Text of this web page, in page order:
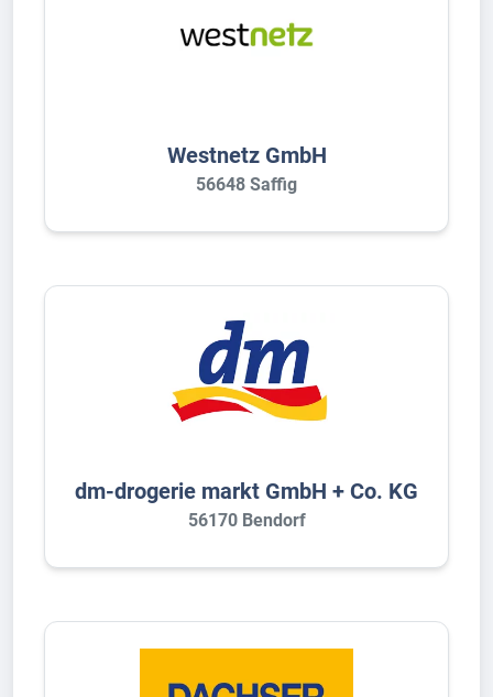
Westnetz GmbH
56648 Saffig
dm-drogerie markt GmbH + Co. KG
56170 Bendorf